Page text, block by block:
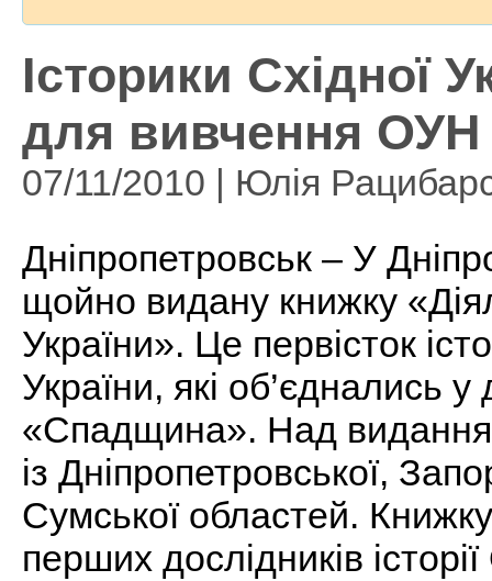
Історики Східної
для вивчення ОУН
07/11/2010 | Юлія
Дніпропетровськ – У
щойно видану книжку
України». Це первісток
України, які об’єднались
«Спадщина». Над
із Дніпропетровської,
Сумської областей.
перших дослідників